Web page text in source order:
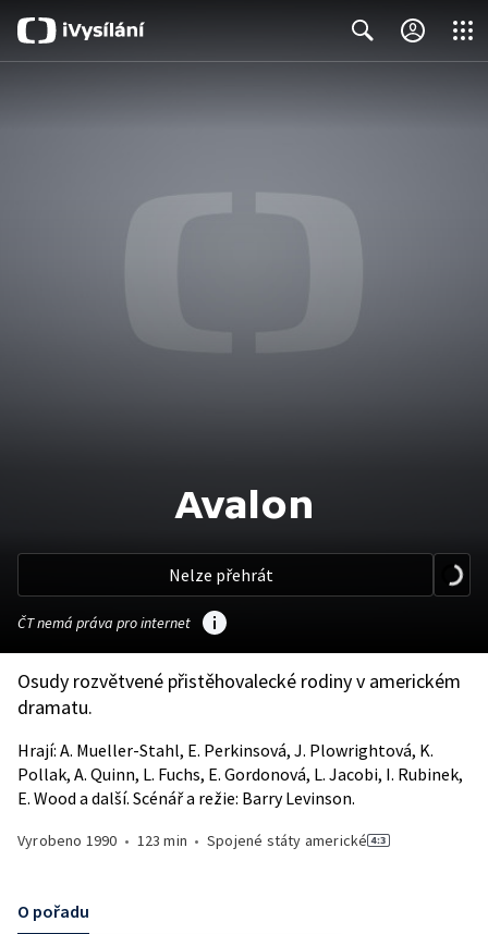
Avalon
Nelze přehrát
ČT nemá práva pro internet
Osudy rozvětvené přistěhovalecké rodiny v americkém
dramatu.
Hrají: A. Mueller-Stahl, E. Perkinsová, J. Plowrightová, K.
Pollak, A. Quinn, L. Fuchs, E. Gordonová, L. Jacobi, I. Rubinek,
E. Wood a další. Scénář a režie: Barry Levinson.
Vyrobeno 1990 • 123 min •Spojené státy americké
O pořadu